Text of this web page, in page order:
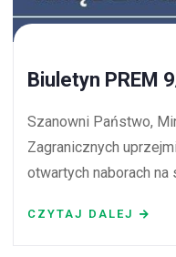
Biuletyn PREM
Szanowni Państwo,
Zagranicznych
otwartych naborach
CZYTAJ DALEJ